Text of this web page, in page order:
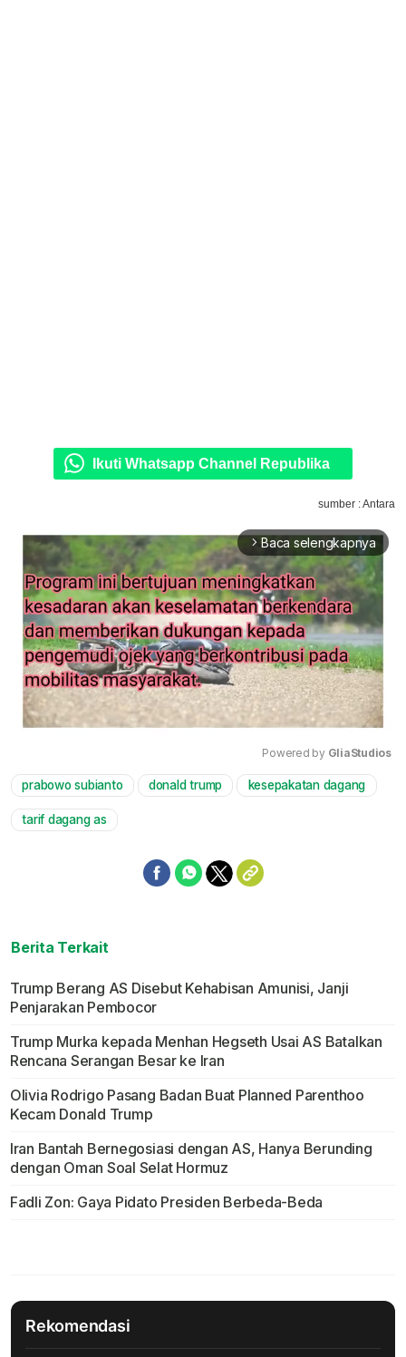
Ikuti Whatsapp Channel Republika
sumber : Antara
arrow_forward_ios Baca selengkapnya
Mute
Powered by GliaStudios
prabowo subianto donald trump kesepakatan dagang
tarif dagang as
Berita Terkait
Trump Berang AS Disebut Kehabisan Amunisi, Janji
Penjarakan Pembocor
Trump Murka kepada Menhan Hegseth Usai AS Batalkan
Rencana Serangan Besar ke Iran
Olivia Rodrigo Pasang Badan Buat Planned Parenthoo
Kecam Donald Trump
Iran Bantah Bernegosiasi dengan AS, Hanya Berunding
dengan Oman Soal Selat Hormuz
Fadli Zon: Gaya Pidato Presiden Berbeda-Beda
Rekomendasi